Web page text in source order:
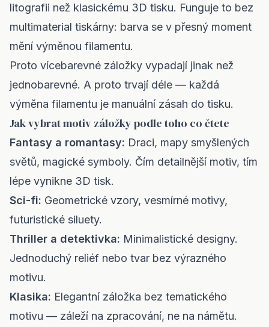
litografii než klasickému 3D tisku. Funguje to bez
multimaterial tiskárny: barva se v přesný moment
mění výměnou filamentu.
Proto vícebarevné záložky vypadají jinak než
jednobarevné. A proto trvají déle — každá
výměna filamentu je manuální zásah do tisku.
Jak vybrat motiv záložky podle toho co čtete
Fantasy a romantasy: Draci, mapy smyšlených
světů, magické symboly. Čím detailnější motiv, tím
lépe vynikne 3D tisk.
Sci-fi: Geometrické vzory, vesmírné motivy,
futuristické siluety.
Thriller a detektivka: Minimalistické designy.
Jednoduchý reliéf nebo tvar bez výrazného
motivu.
Klasika: Elegantní záložka bez tematického
motivu — záleží na zpracování, ne na námětu.